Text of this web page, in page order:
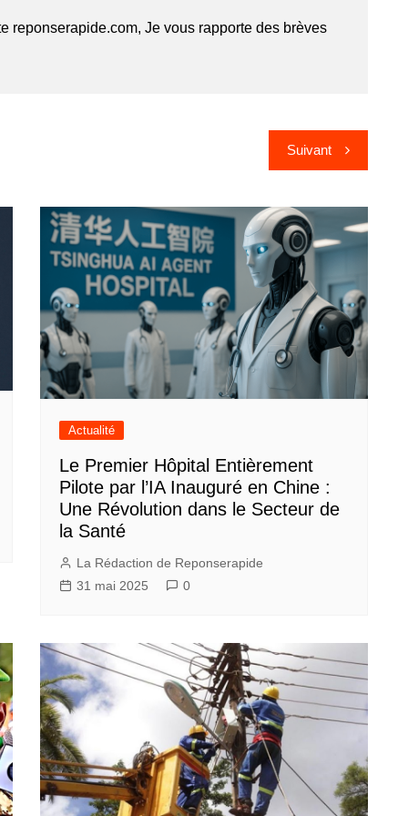
reponserapide.com, Je vous rapporte des brèves
Suivant
Actualité
Le Premier Hôpital Entièrement
Pilote par l’IA Inauguré en Chine :
Une Révolution dans le Secteur de
la Santé
La Rédaction de Reponserapide
31 mai 2025
0